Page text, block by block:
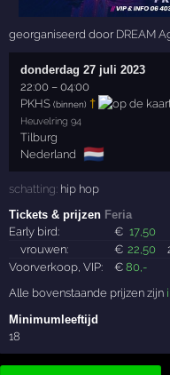
georganiseerd door DREAM
donderdag 27 juli 2023
22:00 –04:00
PKHS (binnen) †
Heuvelring 94
Tilburg
Nederland
🇳🇱
schatting: hip hop
Tickets & prijzen Feria
Early bird:
€ 17,50
vrouwen:
€ 22,50
Voorverkoop, VIP:
€80,-
Alle bovenstaande prijzen zijn
Minimumleeftijd
18